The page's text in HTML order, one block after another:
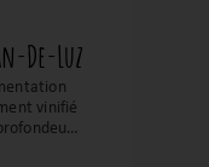
De-Luz
vinifié
Luz. La